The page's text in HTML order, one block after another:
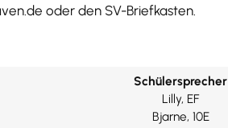
oder den SV-Briefkasten.
Schülersprecher
Lilly, EF
Bjarne, 10E